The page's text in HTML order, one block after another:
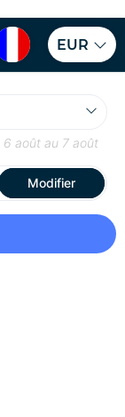
EUR
6 août au 7 août
Modifier